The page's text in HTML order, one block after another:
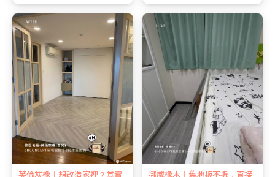
英倫灰橡｜想改造家裡？其實
挪威橡木｜舊地板不拆，直接